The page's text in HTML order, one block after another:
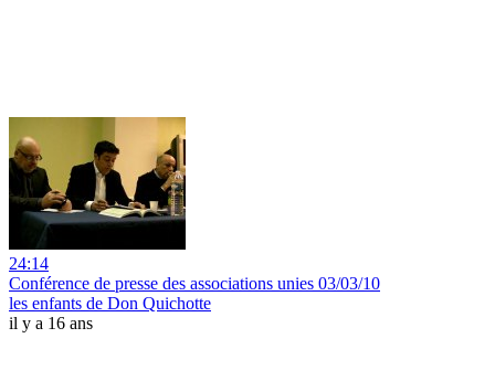
24:14
Conférence de presse des associations unies 03/03/10
les enfants de Don Quichotte
il y a 16 ans